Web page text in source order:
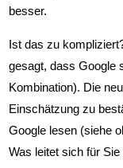
besser.
Ist das zu
gesagt, dass Google
Kombination). Die
Einschätzung zu
Google lesen (siehe
Was leitet sich für